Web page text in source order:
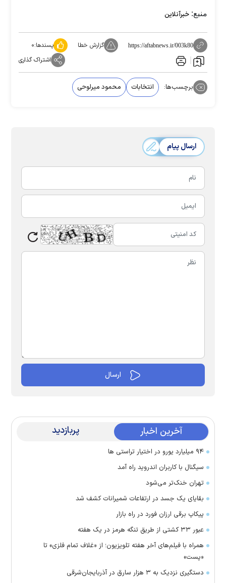
منبع: خبرآنلاین
https://aftabnews.ir/003k80 گزارش خطا پسندها:۰
اشتراک گذاری
برچسب‌ها: انتخابات محمود میرلوحی
ارسال پیام
آخرین اخبار پربازدید
۹۴ میلیارد یورو در اختیار تراستی ها
سیگنال با کاربران اندروید راه آمد
تهران خنک‌تر می‌شود
بقایای یک جسد در ارتفاعات شمیرانات کشف شد
پیکاپ برقی ارزان فورد در راه بازار
عبور ۳۳ کشتی از طریق تنگه هرمز در یک هفته
همراه با فیلم‌های آخر هفته تلویزیون؛ از «غلاف تمام فلزی» تا
«پست»
دستگیری نزدیک به ۳ هزار سارق در آذربایجان‌شرقی